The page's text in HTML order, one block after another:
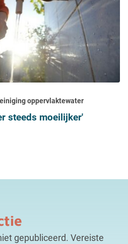
oppervlaktewater
steeds moeilijker'
gepubliceerd. Vereiste